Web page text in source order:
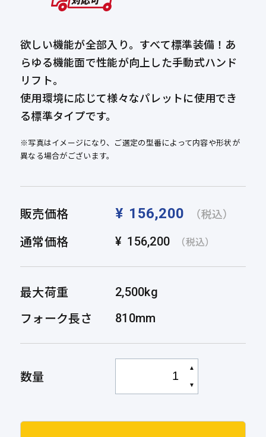
欲しい機能が全部入り。すべて標準装備！あ
らゆる機能面で性能が向上した手動式ハンド
リフト。
使用環境に応じて様々なパレットに使用でき
る標準タイプです。
※写真はイメージになり、ご選定の型番によって内容や形状が
異なる場合がございます。
販売価格 ¥ 156,200 （税込）
通常価格 ¥ 156,200 （税込）
最大荷重 2,500kg
フォーク長さ 810mm
数量 ▲
▼